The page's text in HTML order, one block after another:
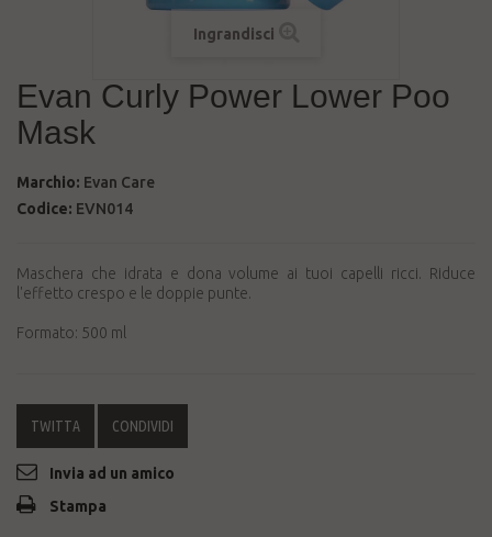
Ingrandisci
Evan Curly Power Lower Poo
Mask
Marchio: Evan Care
Codice: EVN014
Maschera che idrata e dona volume ai tuoi capelli ricci. Riduce
l'effetto crespo e le doppie punte.
Formato: 500 ml
TWITTA CONDIVIDI
Invia ad un amico
Stampa